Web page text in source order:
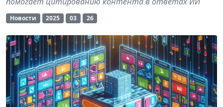
Новости 2025 03 26